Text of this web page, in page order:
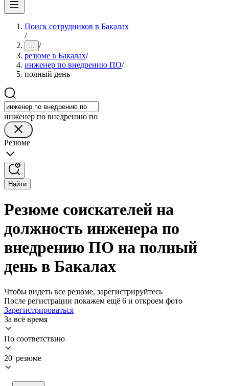
Поиск сотрудников в Бакалах
/
... /
резюме в Бакалах/
инженер по внедрению ПО/
полный день
инженер по внедрению по
Резюме
Найти
Резюме соискателей на
должность инженера по
внедрению ПО на полный
день в Бакалах
Чтобы видеть все резюме, зарегистрируйтесь
После регистрации покажем ещё 6 и откроем фото
Зарегистрироваться
За всё время
По соответствию
20 резюме